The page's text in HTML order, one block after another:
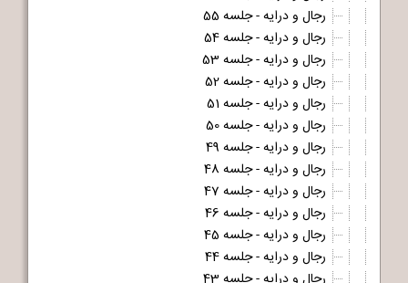
رجال و درایه - جلسه 55
رجال و درایه - جلسه 54
رجال و درایه - جلسه 53
رجال و درایه - جلسه 52
رجال و درایه - جلسه 51
رجال و درایه - جلسه 50
رجال و درایه - جلسه 49
رجال و درایه - جلسه 48
رجال و درایه - جلسه 47
رجال و درایه - جلسه 46
رجال و درایه - جلسه 45
رجال و درایه - جلسه 44